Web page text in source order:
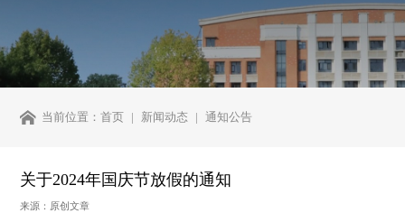
当前位置：首页 新闻动态 通知公告
关于2024年国庆节放假的通知
来源：原创文章